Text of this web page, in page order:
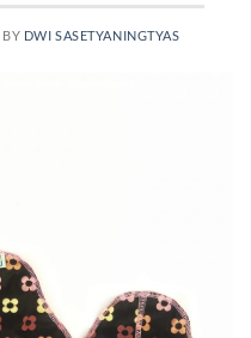
BY DWI SASETYANINGTYAS